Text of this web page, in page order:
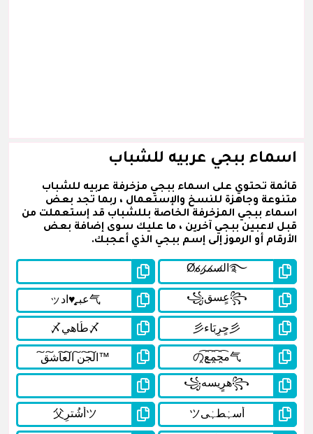
اسماء ببجي عربيه للشباب
قائمة تحتوي على اسماء ببجي مزخرفة عربيه للشباب
متنوعة وجاهزة للنسخ والإستعمال ، ربما تجد بعض
اسماء ببجي المزخرفة الخاصة بللشباب قد إستعملت من
قبل لاعبين ببجي آخرين ، ما عليك سوى إضافة بعض
الأرقام أو الرموز إلى إسم ببجي الذي أعجبك.